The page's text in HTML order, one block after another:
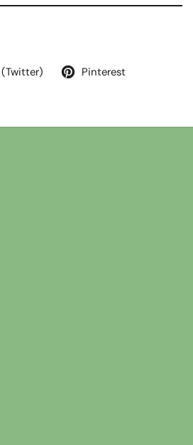
(Twitter) Pinterest